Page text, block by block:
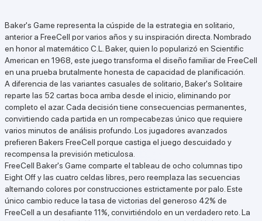
Baker's Game representa la cúspide de la estrategia en solitario,
anterior a FreeCell por varios años y su inspiración directa. Nombrado
en honor al matemático C.L. Baker, quien lo popularizó en Scientific
American en 1968, este juego transforma el diseño familiar de FreeCell
en una prueba brutalmente honesta de capacidad de planificación.
A diferencia de las variantes casuales de solitario, Baker's Solitaire
reparte las 52 cartas boca arriba desde el inicio, eliminando por
completo el azar. Cada decisión tiene consecuencias permanentes,
convirtiendo cada partida en un rompecabezas único que requiere
varios minutos de análisis profundo. Los jugadores avanzados
prefieren Bakers FreeCell porque castiga el juego descuidado y
recompensa la previsión meticulosa.
FreeCell Baker's Game comparte el tableau de ocho columnas tipo
Eight Off y las cuatro celdas libres, pero reemplaza las secuencias
alternando colores por construcciones estrictamente por palo. Este
único cambio reduce la tasa de victorias del generoso 42% de
FreeCell a un desafiante 11%, convirtiéndolo en un verdadero reto. La